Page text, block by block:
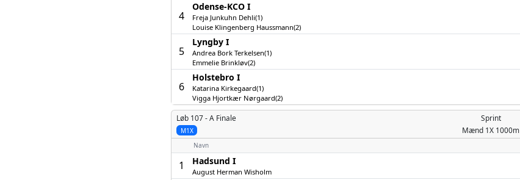
4
Odense-KCO I
Freja Junkuhn Dehli(1)
Louise Klingenberg Haussmann(2)
5
Lyngby I
Andrea Bork Terkelsen(1)
Emmelie Brinkløv(2)
6
Holstebro I
Katarina Kirkegaard(1)
Vigga Hjortkær Nørgaard(2)
Løb 107 -A Finale Sprint
M1X Mænd 1X 1000m
Navn
1 Hadsund I
August Herman Wisholm